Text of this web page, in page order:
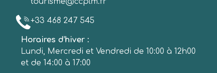
+33 468 247 545
Horaires d’hiver :
Lundi, Mercredi et Vendredi de 10:00 à 12h00
et de 14:00 à 17:00